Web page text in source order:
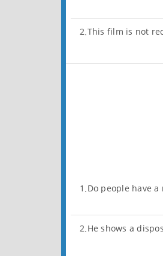
2.This film is not
1.Do people have
2.He shows a